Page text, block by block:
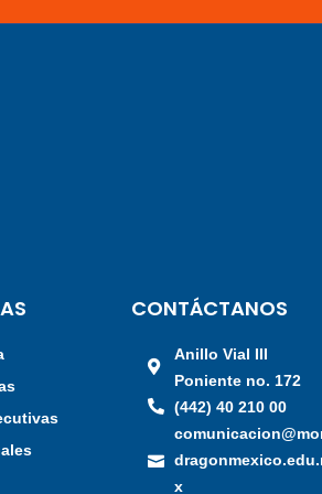
CONTÁCTANOS
Anillo Vial III
Poniente no. 172
(442) 40 210 00
x